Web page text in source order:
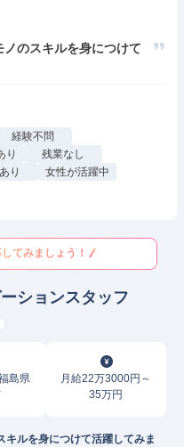
のスキルを身につけて
経験不問
り
残業なし
り
女性が活躍中
てみましょう！
ションスタッフ
島県
月給22万3000円～
35万円
ルを身につけて活躍してみま